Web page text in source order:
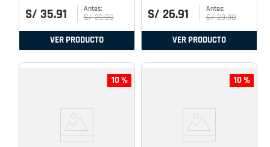
S/ 35.91 S/ 39.90
VER PRODUCTO
S/ 26.91 S/ 29.90
VER PRODUCTO
10 % 10 %